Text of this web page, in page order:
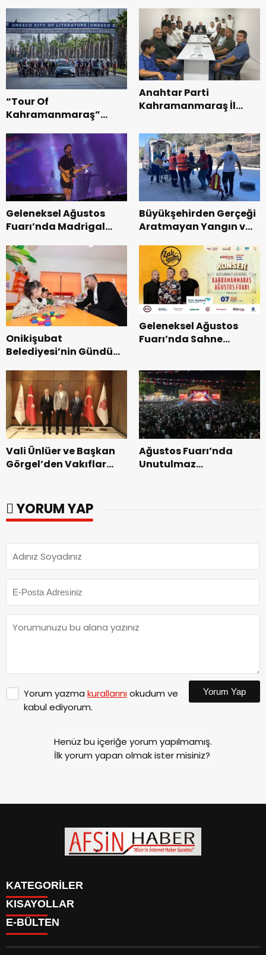
“Tour Of
Kahramanmaraş”
Bisikleti Turnuvası
Tamamlandı.
Anahtar Parti
Kahramanmaraş İl
Teşkilatı ile buluştu.
Geleneksel Ağustos
Fuarı’nda Madrigal
Büyükşehirden Gerçeği
Aratmayan Yangın ve
Onikişubat
Belediyesi’nin Gündüz
dönemin ön kayıtları
başladı.
Geleneksel Ağustos
Fuarı’nda Sahne
Vali Ünlüer ve Başkan
Görgel’den Vakıflar
Ağustos Fuarı’nda
Unutulmaz
YORUM YAP
Yorum yazma kurallarınıokudum ve
kabul ediyorum.
Yorum Yap
Henüz bu içeriğe yorum yapılmamış.
İlk yorum yapan olmak ister misiniz?
KATEGORİLER
SİYASET
EĞİTİM
KISAYOLLAR
SİYASET
EĞİTİM
E-BÜLTEN